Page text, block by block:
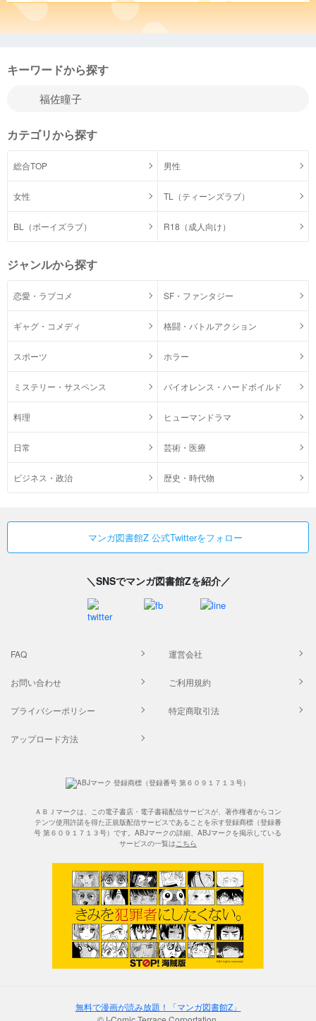
キーワードから探す
カテゴリから探す
総合TOP 男性
女性 TL（ティーンズラブ）
BL（ボーイズラブ） R18（成人向け）
ジャンルから探す
恋愛・ラブコメ SF・ファンタジー
ギャグ・コメディ 格闘・バトルアクション
スポーツ ホラー
ミステリー・サスペンス バイオレンス・ハードボイルド
料理 ヒューマンドラマ
日常 芸術・医療
ビジネス・政治 歴史・時代物
マンガ図書館Z 公式Twitterをフォロー
＼SNSでマンガ図書館Zを紹介／
FAQ 運営会社
お問い合わせ ご利用規約
プライバシーポリシー 特定商取引法
アップロード方法
ＡＢＪマークは、この電子書店・電子書籍配信サービスが、著作権者からコン
テンツ使用許諾を得た正規版配信サービスであることを示す登録商標（登録番
号 第６０９１７１３号）です。ABJマークの詳細、ABJマークを掲示している
サービスの一覧はこちら
無料で漫画が読み放題！「マンガ図書館Z」